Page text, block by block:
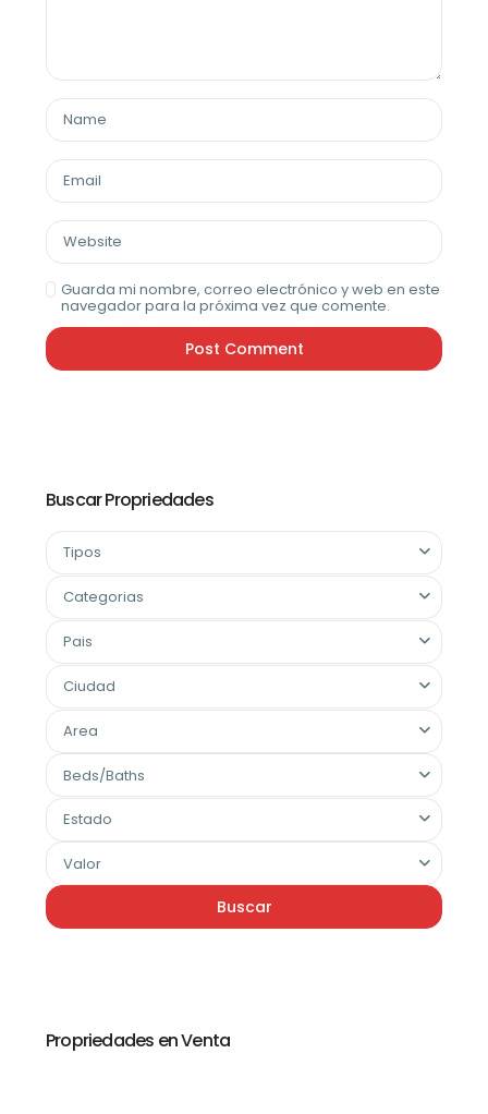
Guarda mi nombre, correo electrónico y web en este
navegador para la próxima vez que comente.
Buscar Propriedades
Tipos
Categorias
Pais
Ciudad
Area
Beds/Baths
Estado
Valor
Buscar
Propriedades en Venta